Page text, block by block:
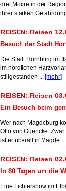
drei Moore in der
ihrer starken
REISEN: Reisen
Besuch der Stadt
Die Stadt Hornburg im
im nördlichen
stillgestanden ... [mehr]
REISEN: Reisen
Ein Besuch beim
Wer nach Magdeburg
Otto von Guericke.
ist er überall in Magde...
REISEN: Reisen
In 80 Tagen um die
Eine Lichtershow im